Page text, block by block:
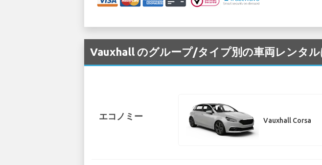
Vauxhall のグループ/タイプ別の車両レンタ
エコノミー Vauxhall Corsa